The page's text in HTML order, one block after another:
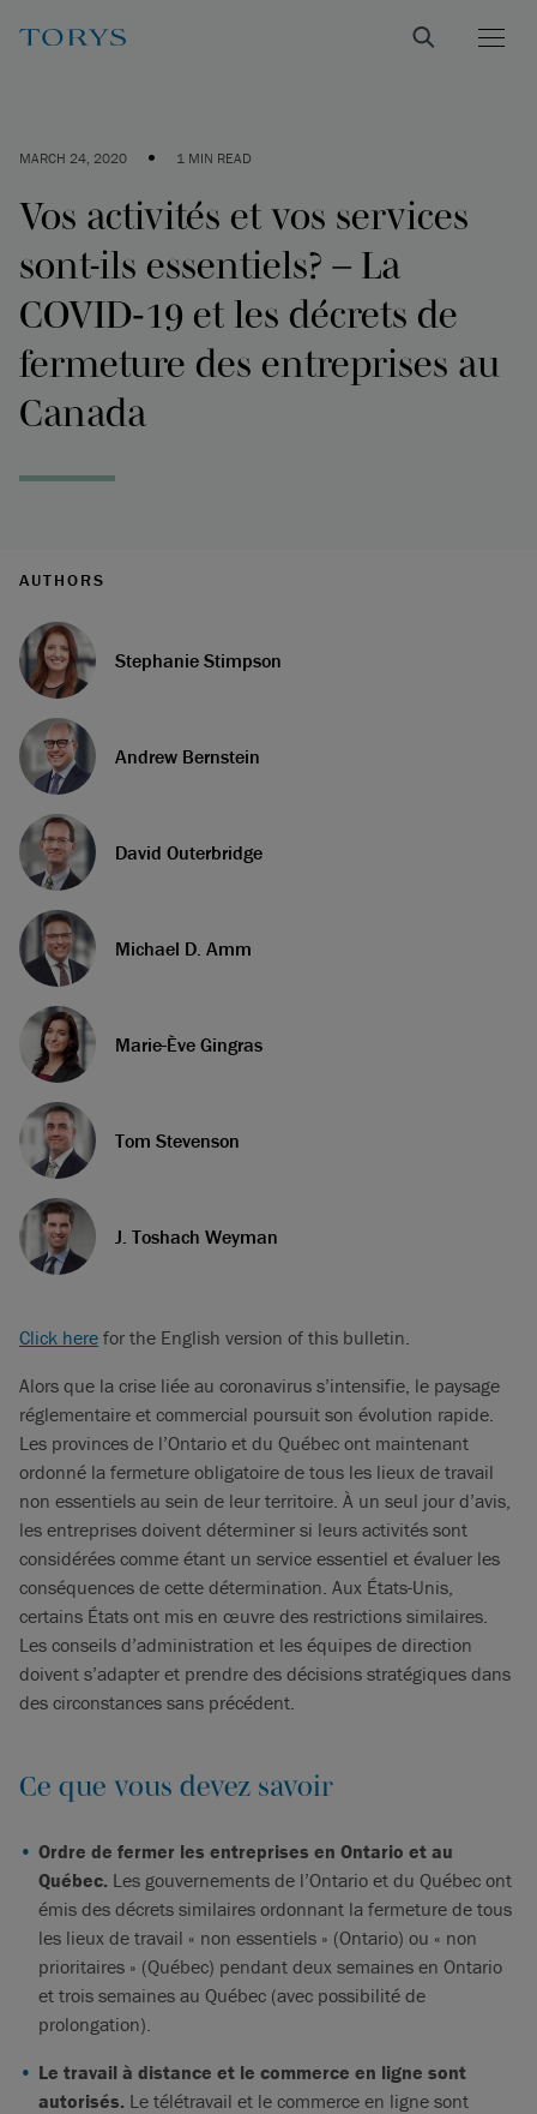
MARCH 24, 2020 • 1 MIN READ
Vos activités et vos services
sont-ils essentiels? – La
COVID‑19 et les décrets de
fermeture des entreprises au
Canada
AUTHORS
Stephanie Stimpson
Andrew Bernstein
David Outerbridge
Michael D. Amm
Marie-Ève Gingras
Tom Stevenson
J. Toshach Weyman
Click here for the English version of this bulletin.
Alors que la crise liée au coronavirus s’intensifie, le paysage
réglementaire et commercial poursuit son évolution rapide.
Les provinces de l’Ontario et du Québec ont maintenant
ordonné la fermeture obligatoire de tous les lieux de travail
non essentiels au sein de leur territoire. À un seul jour d’avis,
les entreprises doivent déterminer si leurs activités sont
considérées comme étant un service essentiel et évaluer les
conséquences de cette détermination. Aux États-Unis,
certains États ont mis en œuvre des restrictions similaires.
Les conseils d’administration et les équipes de direction
doivent s’adapter et prendre des décisions stratégiques dans
des circonstances sans précédent.
Ce que vous devez savoir
Ordre de fermer les entreprises en Ontario et au
Québec. Les gouvernements de l’Ontario et du Québec ont
émis des décrets similaires ordonnant la fermeture de tous
les lieux de travail « non essentiels » (Ontario) ou « non
prioritaires » (Québec) pendant deux semaines en Ontario
et trois semaines au Québec (avec possibilité de
prolongation).
Le travail à distance et le commerce en ligne sont
autorisés. Le télétravail et le commerce en ligne sont